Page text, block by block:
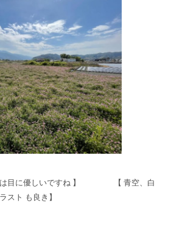
目に優しいですね 】 【 青空、白
スト も良き】